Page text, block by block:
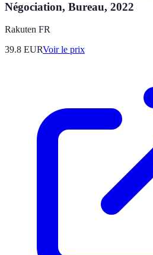
Négociation, Bureau, 2022
Rakuten FR
39.8 EURVoir le prix